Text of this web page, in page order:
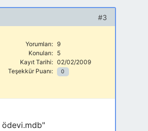
#3
Yorumları: 9
Konuları: 5
Kayıt Tarihi: 02/02/2009
Teşekkür Puanı:
0